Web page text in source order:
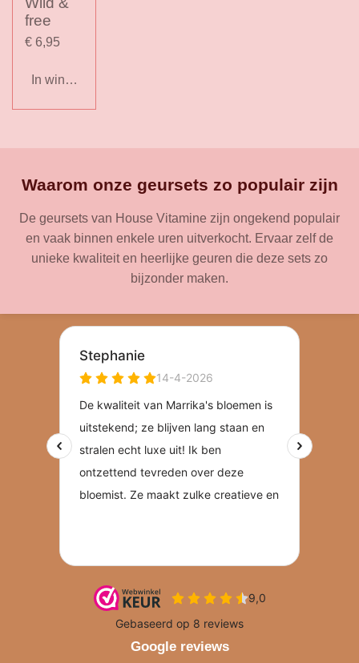
free
€ 6,95
In winkelwagen
Waarom onze geursets zo populair zijn
De geursets van House Vitamine zijn ongekend populair
en vaak binnen enkele uren uitverkocht. Ervaar zelf de
unieke kwaliteit en heerlijke geuren die deze sets zo
bijzonder maken.
Google reviews